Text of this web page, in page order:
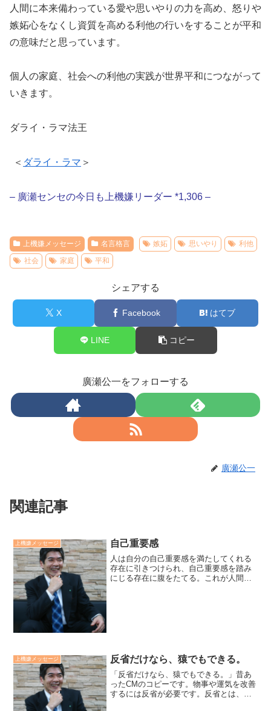
人間に本来備わっている愛や思いやりの力を高め、怒りや
嫉妬心をなくし資質を高める利他の行いをすることが平和
の意味だと思っています。
個人の家庭、社会への利他の実践が世界平和につながって
いきます。
ダライ・ラマ法王
＜ ダライ・ラマ ＞
– 廣瀬センセの今日も上機嫌リーダー *1,306 –
上機嫌メッセージ 名言格言 嫉妬 思いやり
利他
社会
家庭 平和
シェアする
X Facebook はてブ
LINE コピー
廣瀬公一をフォローする
廣瀬公一
関連記事
上機嫌メッセージ 自己重要感
人は自分の自己重要感を満たしてくれる
存在に引きつけられ、自己重要感を踏み
にじる存在に腹をたてる。これが人間関
上機嫌メッセージ 反省だけなら、猿でもできる。
「反省だけなら、猿でもできる。」昔あ
ったCMのコピーです。物事や運気を改善
するには反省が必要です。反省とは、こ